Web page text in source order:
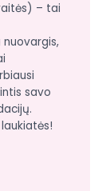
– tai
savo